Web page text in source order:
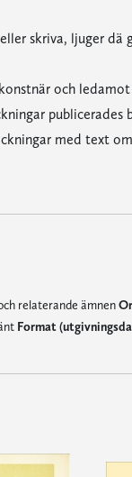
skriva, ljuger dä
och
med text
relaterande ämnen
Format